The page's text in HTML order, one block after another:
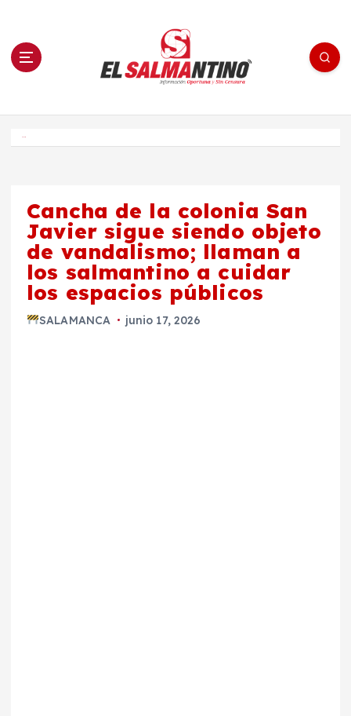
n El Salmantino - medios/noticias/editorial
Cancha de la colonia San
Javier sigue siendo objeto
de vandalismo; llaman a
los salmantino a cuidar
los espacios públicos
SALAMANCA junio 17, 2026